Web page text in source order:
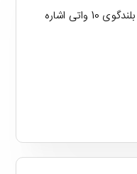
الکترونیک 43T5000 به دو پورت USB و سه پورت HDMI مجهز است و با اتصال به انواع دستگاه های دیجیتال سازگار می باشد. از دیگر ویژگی های این تلویزیون باید به مجهز بودن به دو بلندگوی 10 واتی اشاره